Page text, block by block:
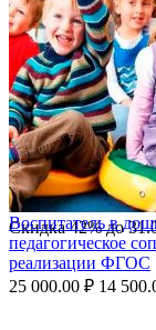
Скидка42%до
Воспитатель в
педагогическое
реализации ФГОС
25 000.00 ₽ 14